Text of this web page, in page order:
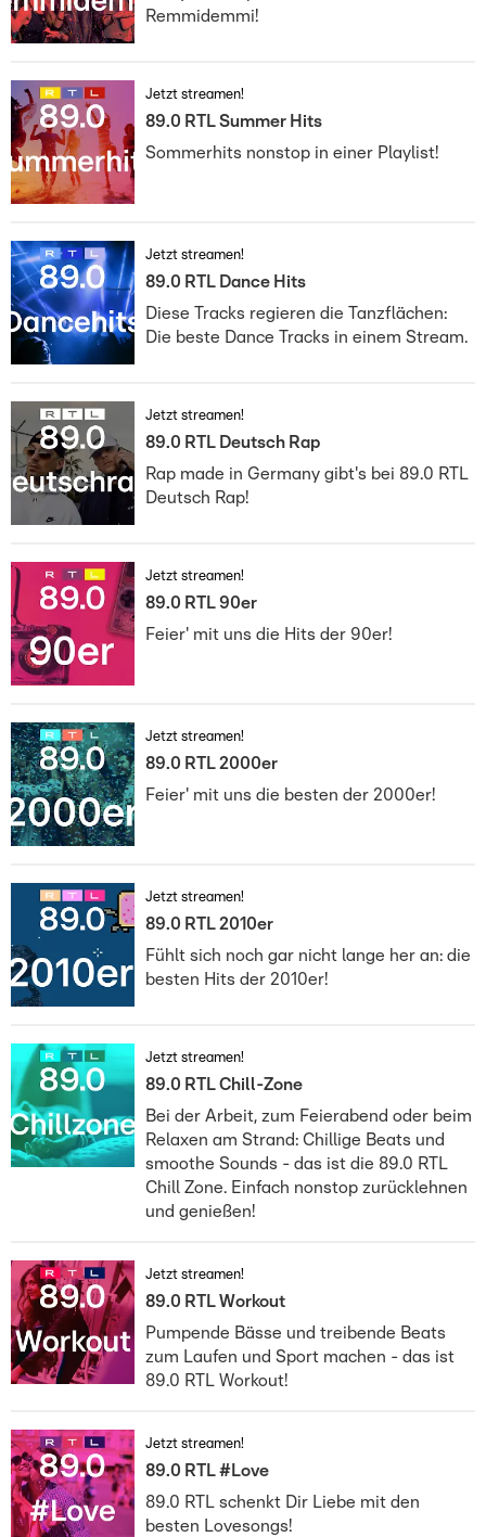
Remmidemmi!
Jetzt streamen!
89.0 RTL Summer Hits
Sommerhits nonstop in einer Playlist!
Jetzt streamen!
89.0 RTL Dance Hits
Diese Tracks regieren die Tanzflächen:
Die beste Dance Tracks in einem Stream.
Jetzt streamen!
89.0 RTL Deutsch Rap
Rap made in Germany gibt's bei 89.0 RTL
Deutsch Rap!
Jetzt streamen!
89.0 RTL 90er
Feier' mit uns die Hits der 90er!
Jetzt streamen!
89.0 RTL 2000er
Feier' mit uns die besten der 2000er!
Jetzt streamen!
89.0 RTL 2010er
Fühlt sich noch gar nicht lange her an: die
besten Hits der 2010er!
Jetzt streamen!
89.0 RTL Chill-Zone
Bei der Arbeit, zum Feierabend oder beim
Relaxen am Strand: Chillige Beats und
smoothe Sounds - das ist die 89.0 RTL
Chill Zone. Einfach nonstop zurücklehnen
und genießen!
Jetzt streamen!
89.0 RTL Workout
Pumpende Bässe und treibende Beats
zum Laufen und Sport machen - das ist
89.0 RTL Workout!
Jetzt streamen!
89.0 RTL #Love
89.0 RTL schenkt Dir Liebe mit den
besten Lovesongs!